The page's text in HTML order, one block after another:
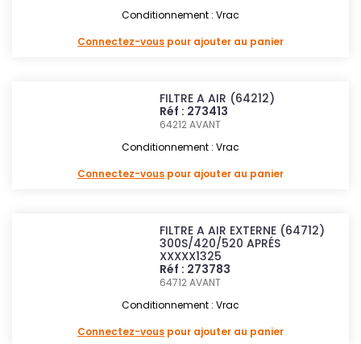
Conditionnement : Vrac
Connectez-vous pour ajouter au panier
FILTRE A AIR (64212)
Réf : 273413
64212AVANT
Conditionnement : Vrac
Connectez-vous pour ajouter au panier
FILTRE A AIR EXTERNE (64712)
300S/420/520 APRÉS
XXXXX1325
Réf : 273783
64712AVANT
Conditionnement : Vrac
Connectez-vous pour ajouter au panier